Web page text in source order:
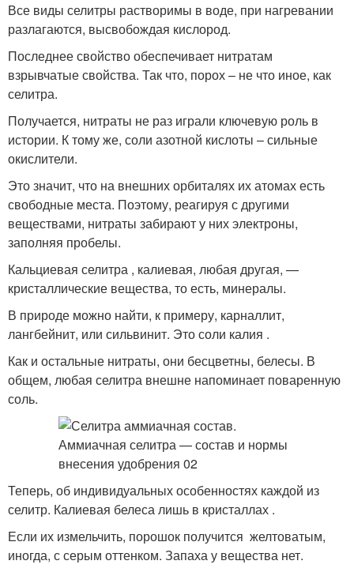
Все виды селитры растворимы в воде, при нагревании
разлагаются, высвобождая кислород.
Последнее свойство обеспечивает нитратам
взрывчатые свойства. Так что, порох – не что иное, как
селитра.
Получается, нитраты не раз играли ключевую роль в
истории. К тому же, соли азотной кислоты – сильные
окислители.
Это значит, что на внешних орбиталях их атомах есть
свободные места. Поэтому, реагируя с другими
веществами, нитраты забирают у них электроны,
заполняя пробелы.
Кальциевая селитра , калиевая, любая другая, —
кристаллические вещества, то есть, минералы.
В природе можно найти, к примеру, карналлит,
лангбейнит, или сильвинит. Это соли калия .
Как и остальные нитраты, они бесцветны, белесы. В
общем, любая селитра внешне напоминает поваренную
соль.
Теперь, об индивидуальных особенностях каждой из
селитр. Калиевая белеса лишь в кристаллах .
Если их измельчить, порошок получится желтоватым,
иногда, с серым оттенком. Запаха у вещества нет.